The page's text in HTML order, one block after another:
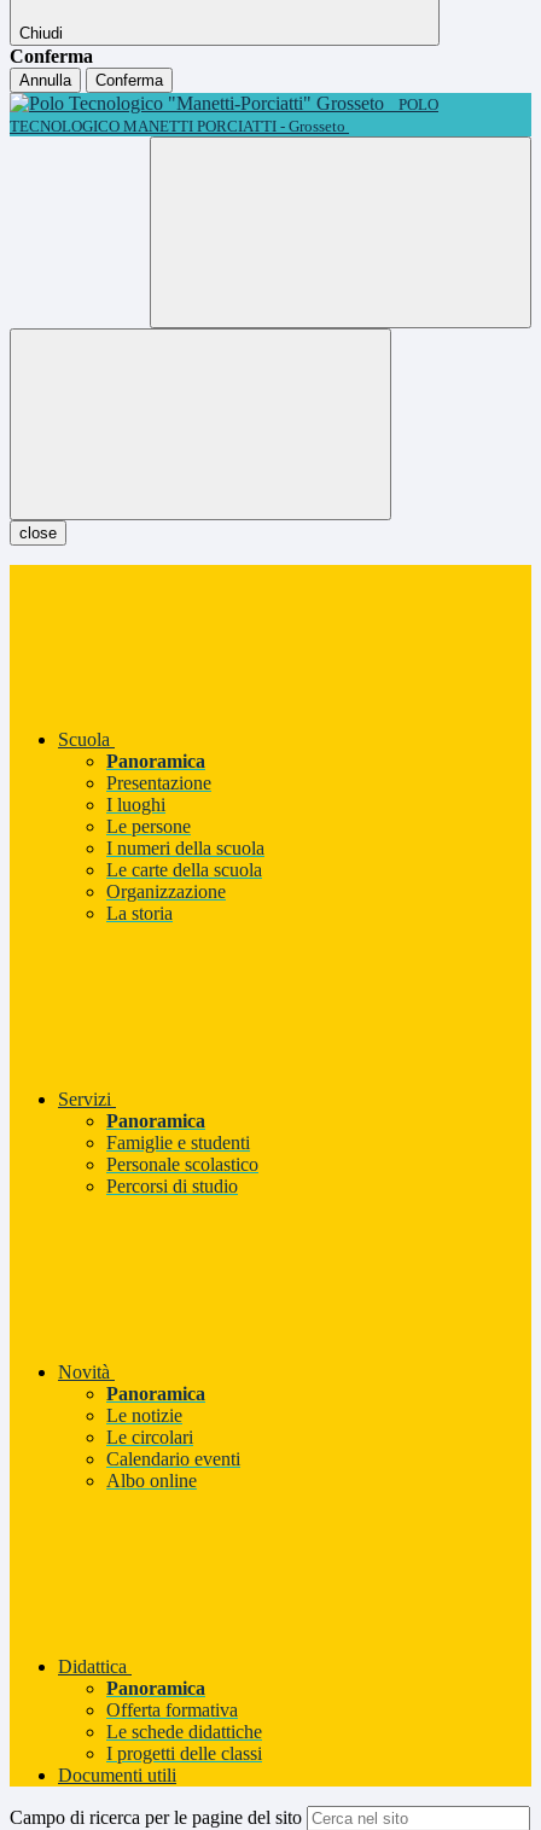
Chiudi
Conferma
Annulla
Conferma
POLO
TECNOLOGICO MANETTI PORCIATTI - Grosseto
close
Scuola
Panoramica
Presentazione
I luoghi
Le persone
I numeri della scuola
Le carte della scuola
Organizzazione
La storia
Servizi
Panoramica
Famiglie e studenti
Personale scolastico
Percorsi di studio
Novità
Panoramica
Le notizie
Le circolari
Calendario eventi
Albo online
Didattica
Panoramica
Offerta formativa
Le schede didattiche
I progetti delle classi
Documenti utili
Campo di ricerca per le pagine del sito